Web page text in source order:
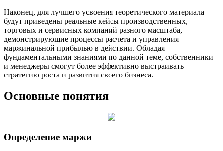
Наконец, для лучшего усвоения теоретического материала
будут приведены реальные кейсы производственных,
торговых и сервисных компаний разного масштаба,
демонстрирующие процессы расчета и управления
маржинальной прибылью в действии. Обладая
фундаментальными знаниями по данной теме, собственники
и менеджеры смогут более эффективно выстраивать
стратегию роста и развития своего бизнеса.
Основные понятия
Определение маржи